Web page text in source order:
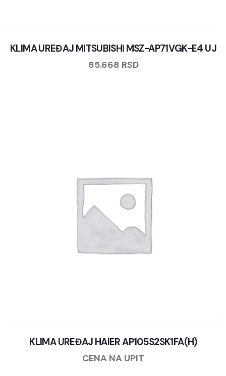
KLIMA UREĐAJ MITSUBISHI MSZ-AP71VGK-E4 UJ
85.668 RSD
KLIMA UREĐAJ HAIER AP105S2SK1FA(H)
CENA NA UPIT